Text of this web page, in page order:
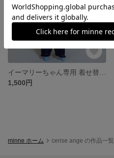
1,500円
minne ホーム cerise ange の作品一覧